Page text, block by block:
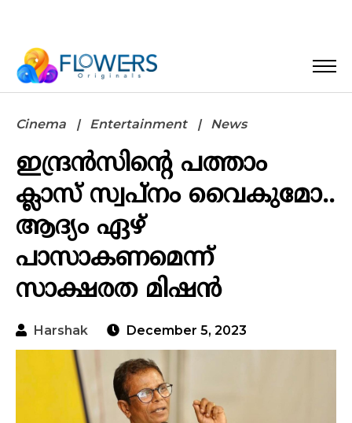
Cinema Entertainment News
ഇന്ദ്രന്‍സിന്റെ പത്താം
ക്ലാസ് സ്വപ്നം വൈകുമോ..
ആദ്യം ഏഴ്
പാസാകണമെന്ന്
സാക്ഷരത മിഷന്‍
Harshak December 5, 2023